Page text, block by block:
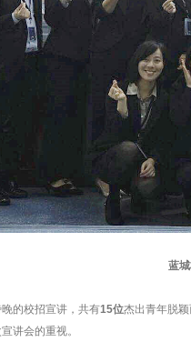
蓝
的校招宣讲，共有15位杰出青年脱
讲会的重视。